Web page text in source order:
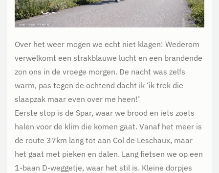
Over het weer mogen we echt niet klagen! Wederom
verwelkomt een strakblauwe lucht en een brandende
zon ons in de vroege morgen. De nacht was zelfs
warm, pas tegen de ochtend dacht ik ‘ik trek die
slaapzak maar even over me heen!’
Eerste stop is de Spar, waar we brood en iets zoets
halen voor de klim die komen gaat. Vanaf het meer is
de route 37km lang tot aan Col de Leschaux, maar
het gaat met pieken en dalen. Lang fietsen we op een
1-baan D-weggetje, waar het stil is. Kleine dorpjes